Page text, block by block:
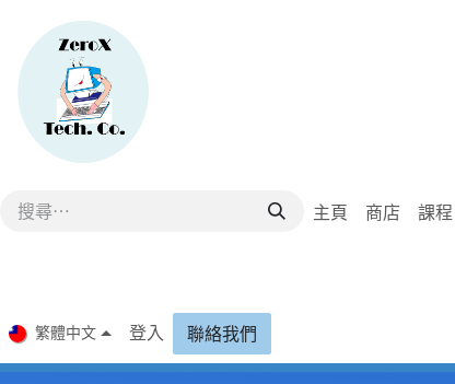
主頁 商店 課程
繁體中文 登入 聯絡我們